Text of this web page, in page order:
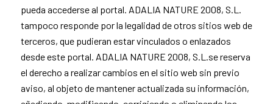
pueda accederse al portal. ADALIA NATURE 2008, S.L.
tampoco responde por la legalidad de otros sitios web de
terceros, que pudieran estar vinculados o enlazados
desde este portal. ADALIA NATURE 2008, S.L.se reserva
el derecho a realizar cambios en el sitio web sin previo
aviso, al objeto de mantener actualizada su información,